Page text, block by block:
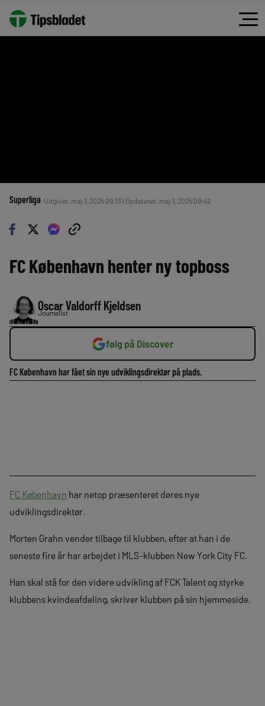
Superliga Udgivet: maj 3, 2025 09:13 | Opdateret: maj 3, 2025 09:42
FC København henter ny topboss
Oscar Valdorff Kjeldsen
Journalist
følg på Discover
FC København har fået sin nye udviklingsdirektør på plads.
FC København har netop præsenteret deres nye
udviklingsdirektør.
Morten Grahn vender tilbage til klubben, efter at han i de
seneste fire år har arbejdet i MLS-klubben New York City FC.
Han skal stå for den videre udvikling af FCK Talent og styrke
klubbens kvindeafdeling, skriver klubben på sin hjemmeside.